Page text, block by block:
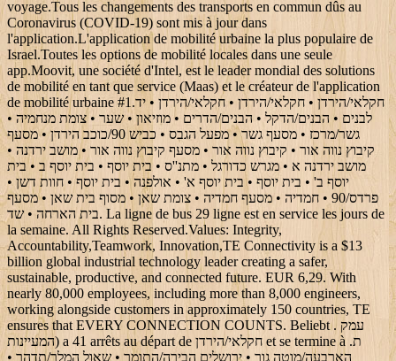
voyage.Tous les changements des transports en commun dûs au
Coronavirus (COVID-19) sont mis à jour dans
l'application.L'application de mobilité urbaine la plus populaire de
Israel.Toutes les options de mobilité locales dans une seule
app.Moovit, une société d'Intel, est le leader mondial des solutions
de mobilité en tant que service (Maas) et le créateur de l'application
de mobilité urbaine #1.חקלאי/הירדן • חקלאי/הירדן • חקלאי/הירדן • יד
לבנים • הבנים/הדקל • הבנים/הדרים • מוזיאון • שער • צומת מנחמיה •
גשר/מרכז • מסעף גשר • מפעל הגבס • כביש 90/כוכב הירדן • מסעף
קיבוץ נווה אור • קיבוץ נווה אור • מסעף קיבוץ נווה אור • מושב ירדנה •
מושב ירדנה א • מגרש כדורגל • מתנ''ס • בית יוסף • בית יוסף ב • בית
יוסף ב' • בית יוסף • בית יוסף א' • אולפנה • בית יוסף • חוות דשן •
פרדס/90 • חמדיה • מסעף חמדיה • צומת שאן • מסוף בית שאן • מסעף
בית הארחה • שד. La ligne de bus 29 ligne est en service les jours de
la semaine. All Rights Reserved.Values: Integrity,
Accountability,Teamwork, Innovation,TE Connectivity is a $13
billion global industrial technology leader creating a safer,
sustainable, productive, and connected future. EUR 6,29. With
nearly 80,000 employees, including more than 8,000 engineers,
working alongside customers in approximately 150 countries, TE
ensures that EVERY CONNECTION COUNTS. Beliebt . עמק
המעיינות) a 41 arrêts au départ de חקלאי/הירדן et se termine à ת.
הארבעה/מוטה גור • ירושלים הבירה/התומר • שאול המלך/תדהר •